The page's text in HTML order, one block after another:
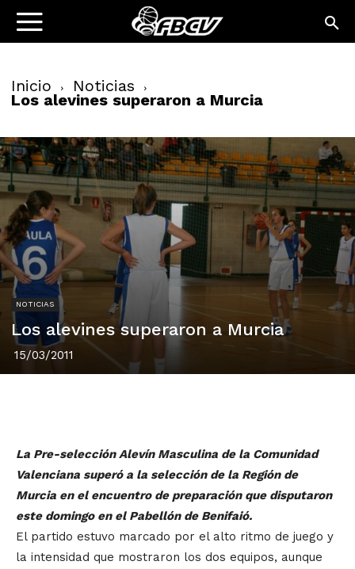
Inicio Noticias
Los alevines superaron a Murcia
NOTICIAS
Los alevines superaron a Murcia
15/03/2011
La Pre-selección Alevín Masculina de la Comunidad
Valenciana superó a la selección de la Región de
Murcia en el encuentro de preparación que disputaron
este domingo en el Pabellón de Benifaió.
El partido estuvo marcado por el alto ritmo de juego y
la intensidad que mostraron los dos equipos, aunque